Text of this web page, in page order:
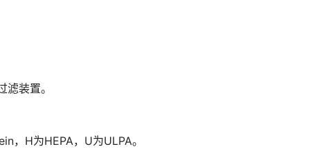
装置。
，H为HEPA，U为ULPA。